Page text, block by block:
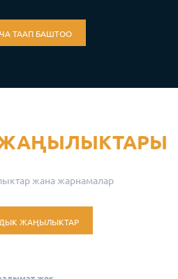
ТААП БАШТОО
жана жарнамалар
ЖАҢЫЛЫКТАР